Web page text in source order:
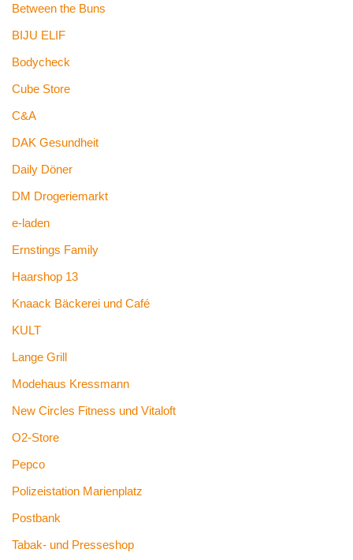
Between the Buns
BIJU ELIF
Bodycheck
Cube Store
C&A
DAK Gesundheit
Daily Döner
DM Drogeriemarkt
e-laden
Ernstings Family
Haarshop 13
Knaack Bäckerei und Café
KULT
Lange Grill
Modehaus Kressmann
New Circles Fitness und Vitaloft
O2-Store
Pepco
Polizeistation Marienplatz
Postbank
Tabak- und Presseshop